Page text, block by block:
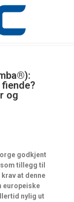
og
godkjent
tillegg til
at denne
europeiske
nylig ut